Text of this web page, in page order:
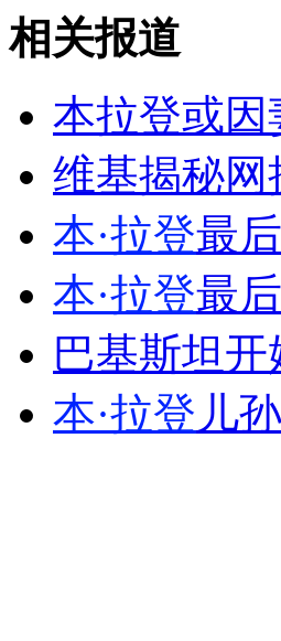
山西运城恶犬咬伤多人 警民
女孩北京地铁殴打老人 痛下
无痛分娩是否安全 医生回应
外交部：反对强权政治霸凌主
外交部：有关国家言论片面
相关报道
本拉登或
维基揭秘网
本·拉登最
本·拉登最
巴基斯坦开
本·拉登 儿